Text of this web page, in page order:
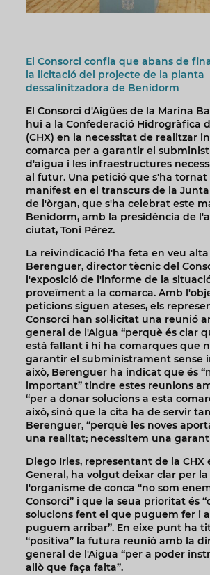
El Consorci confia que abans de
la licitació del projecte de la planta
dessalinitzadora de Benidorm
El Consorci d'Aigües de la Marina
hui a la Confederació Hidrogràfica
(CHX) en la necessitat de realitzar
comarca per a garantir el
d'aigua i les infraestructures
al futur. Una petició que s'ha tornat
manifest en el transcurs de la
de l'òrgan, que s'ha celebrat este
Benidorm, amb la presidència de
ciutat, Toni Pérez.
La reivindicació l'ha feta en veu
Berenguer, director tècnic del
l'exposició de l'informe de la
proveïment a la comarca. Amb
peticions siguen ateses, els
Consorci han sol·licitat una reunió
general de l'Aigua “perquè és clar
està fallant i hi ha comarques que
garantir el subministrament sense
això, Berenguer ha indicat que és
important” tindre estes reunions
“per a donar solucions a esta
això, sinó que la cita ha de servir
Berenguer, “perquè les noves
una realitat; necessitem una
Diego Irles, representant de la CHX
General, ha volgut deixar clar per
l'organisme de conca “no som
Consorci” i que la seua prioritat és
solucions fent el que puguem fer i
puguem arribar”. En eixe punt ha
“positiva” la futura reunió amb la
general de l'Aigua “per a poder
allò que faça falta”.